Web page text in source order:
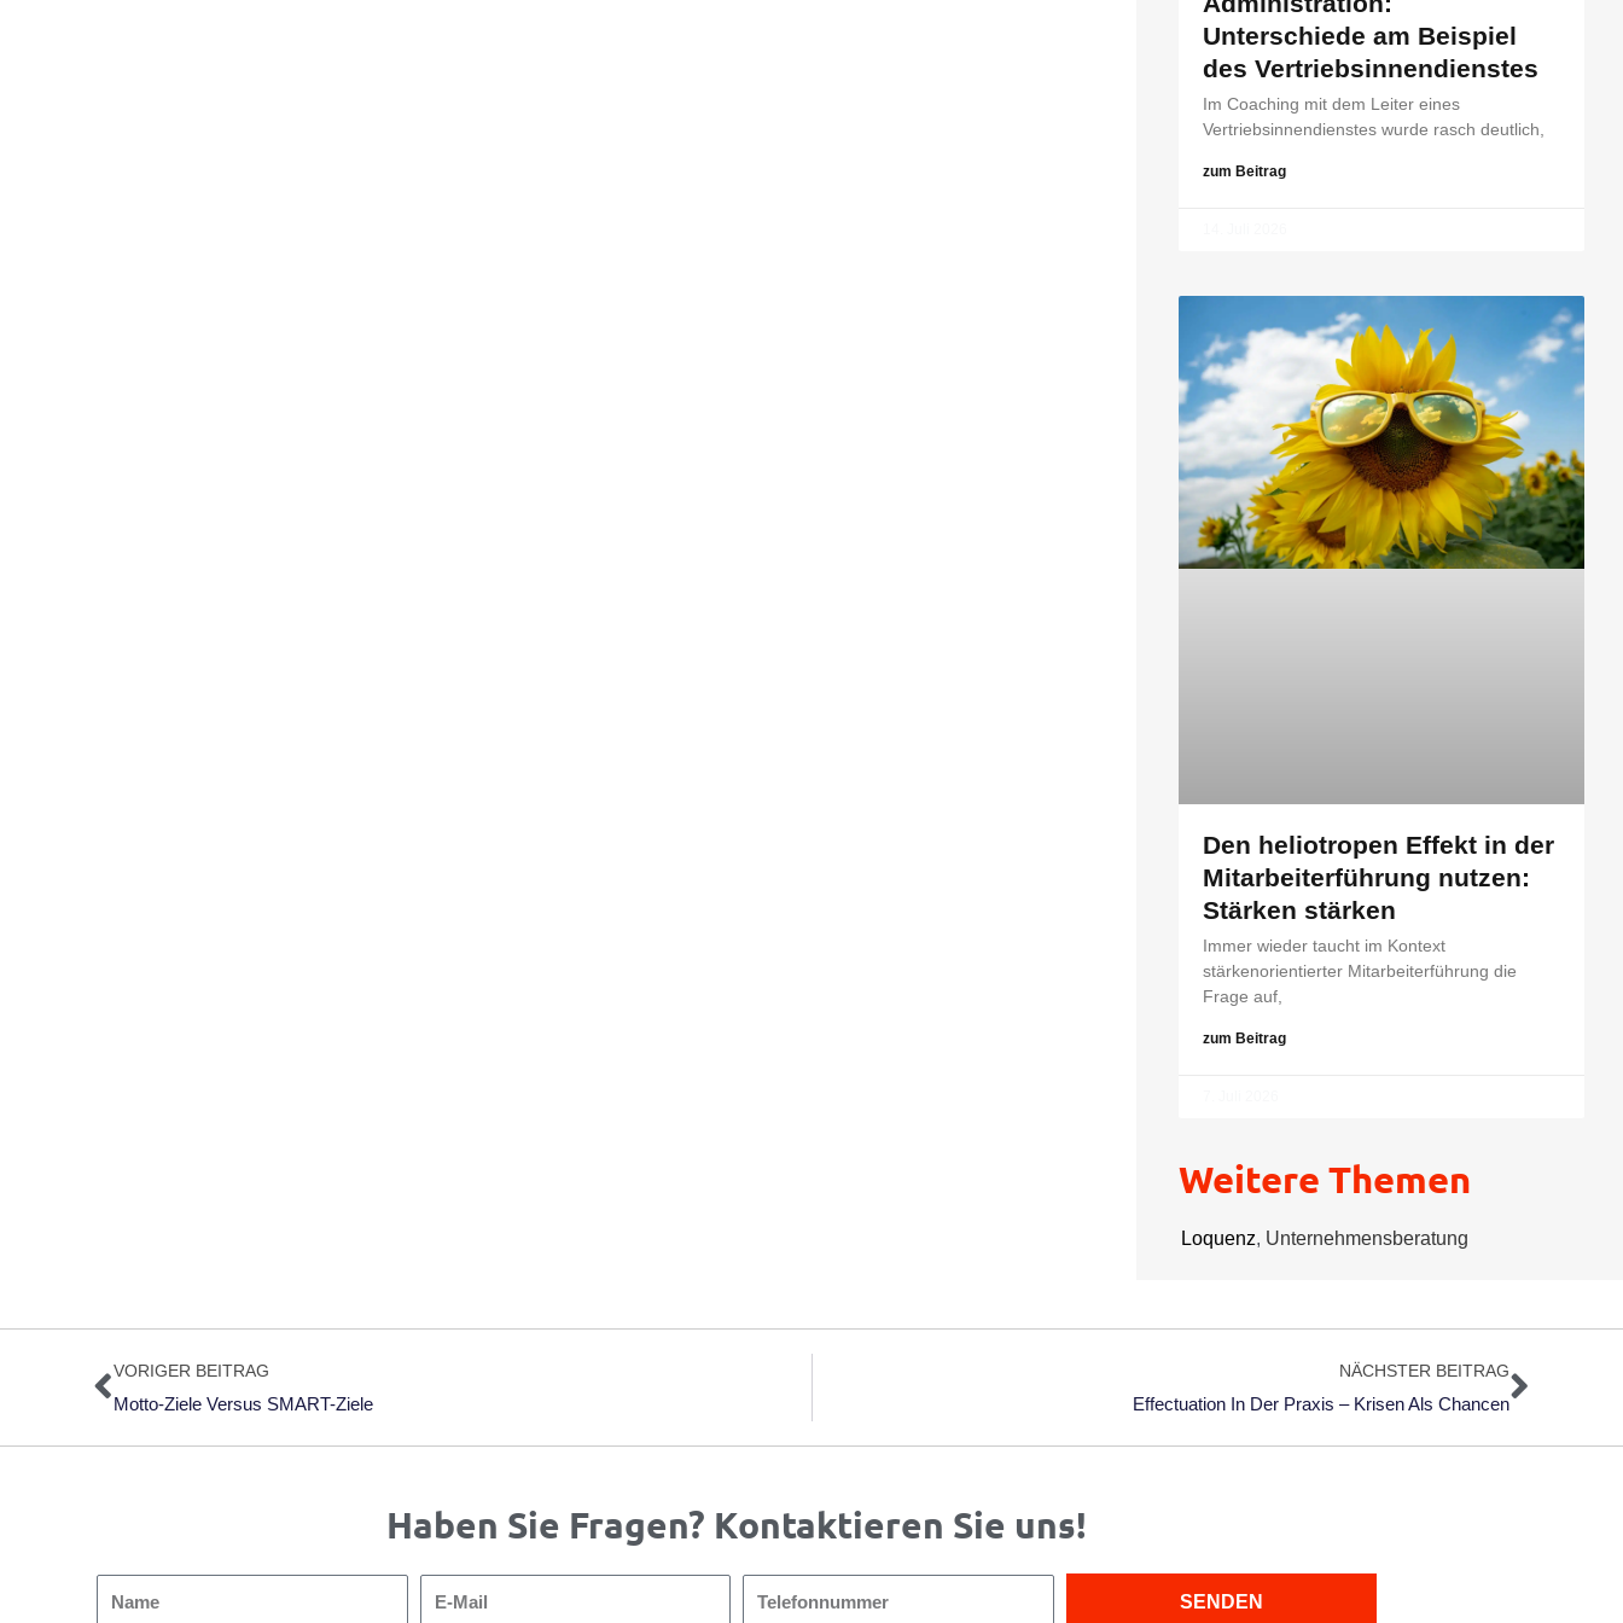
Unterschiede am Beispiel
des Vertriebsinnendienstes
Im Coaching mit dem Leiter eines
Vertriebsinnendienstes wurde rasch deutlich,
zum Beitrag
Den heliotropen Effekt in der
Mitarbeiterführung nutzen:
Stärken stärken
Immer wieder taucht im Kontext
stärkenorientierter Mitarbeiterführung die
Frage auf,
zum Beitrag
Weitere Themen
Loquenz, Unternehmensberatung
Zurück
VORIGER BEITRAG
Motto-Ziele Versus SMART-Ziele
NÄCHSTER BEITRAG
Effectuation In Der Praxis – Krisen Als Chancen
Haben Sie Fragen? Kontaktieren Sie uns!
SENDEN